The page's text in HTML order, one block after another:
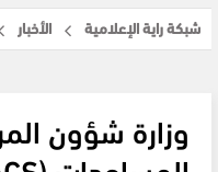
شبكة راية الإعلامية الأخبار
وزارة شؤون